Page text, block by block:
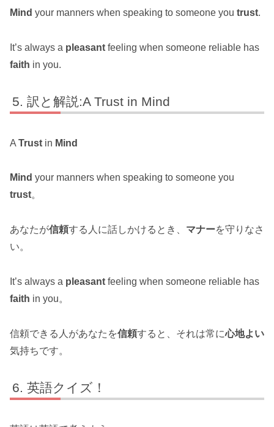
Mind your manners when speaking to someone you trust.
It’s always a pleasant feeling when someone reliable has
faith in you.
訳と解説:A Trust in Mind
A Trust in Mind
Mind your manners when speaking to someone you
trust。
あなたが信頼する人に話しかけるとき、 マナーを守りなさ
い。
It’s always a pleasant feeling when someone reliable has
faith in you。
信頼できる人があなたを信頼すると、それは常に心地よい
気持ちです。
英語クイズ！